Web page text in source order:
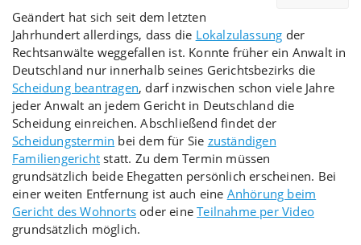
Geändert hat sich seit dem letzten
Jahrhundert allerdings, dass die Lokalzulassung der
Rechtsanwälte weggefallen ist. Konnte früher ein Anwalt in
Deutschland nur innerhalb seines Gerichtsbezirks die
Scheidung beantragen, darf inzwischen schon viele Jahre
jeder Anwalt an jedem Gericht in Deutschland die
Scheidung einreichen. Abschließend findet der
Scheidungstermin bei dem für Sie zuständigen
Familiengericht statt. Zu dem Termin müssen
grundsätzlich beide Ehegatten persönlich erscheinen. Bei
einer weiten Entfernung ist auch eine Anhörung beim
Gericht des Wohnorts oder eineTeilnahme per Video
grundsätzlich möglich.